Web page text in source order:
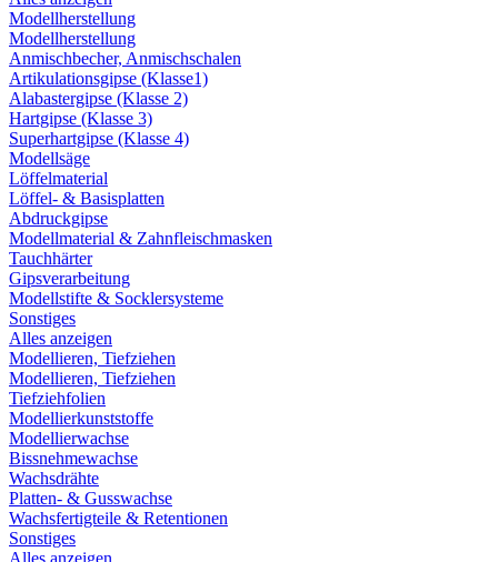
Modellherstellung
Modellherstellung
Anmischbecher, Anmischschalen
Artikulationsgipse (Klasse1)
Alabastergipse (Klasse 2)
Hartgipse (Klasse 3)
Superhartgipse (Klasse 4)
Modellsäge
Löffelmaterial
Löffel- & Basisplatten
Abdruckgipse
Modellmaterial & Zahnfleischmasken
Tauchhärter
Gipsverarbeitung
Modellstifte & Socklersysteme
Sonstiges
Alles anzeigen
Modellieren, Tiefziehen
Modellieren, Tiefziehen
Tiefziehfolien
Modellierkunststoffe
Modellierwachse
Bissnehmewachse
Wachsdrähte
Platten- & Gusswachse
Wachsfertigteile & Retentionen
Sonstiges
Alles anzeigen